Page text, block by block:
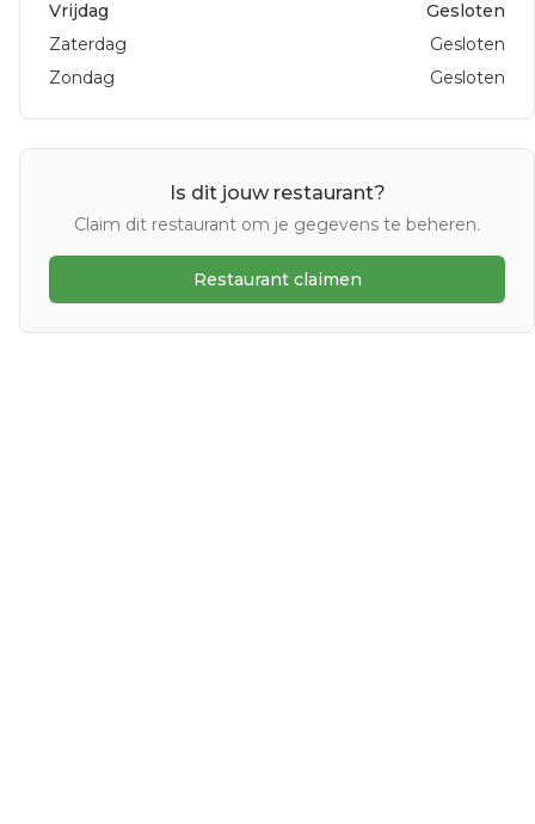
Vrijdag
Gesloten
Zaterdag
Gesloten
Zondag
Gesloten
Is dit jouw restaurant?
Claim dit restaurant om je gegevens te beheren.
Restaurant claimen